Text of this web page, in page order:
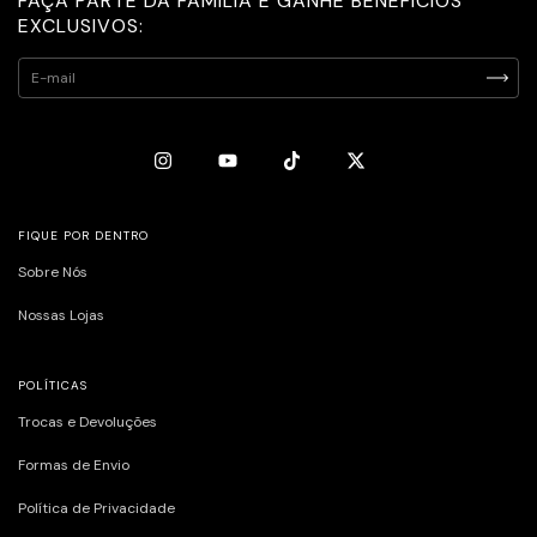
EXCLUSIVOS:
FIQUE POR DENTRO
Sobre Nós
Nossas Lojas
POLÍTICAS
Trocas e Devoluções
Formas de Envio
Política de Privacidade